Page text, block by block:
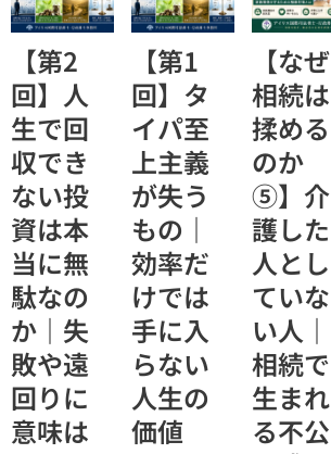
【第2
回】人
生で回
収でき
ない投
資は本
当に無
駄なの
か｜失
敗や遠
回りに
意味は
【第1
回】タ
イパ至
上主義
が失う
もの｜
効率だ
けでは
手に入
らない
人生の
価値
【なぜ
相続は
揉める
のか
⑤】介
護した
人とし
ていな
い人｜
相続で
生まれ
る不公